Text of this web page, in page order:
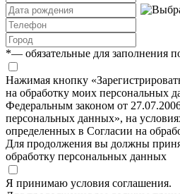
*— обязательные для заполнения
Нажимая кнопку
на обработку моих персональных
Федеральным законом от
персональных данных», на
определенных в Согласии на
Для продолжения вы должны
обработку персональных данных
Я принимаю условия соглашения.